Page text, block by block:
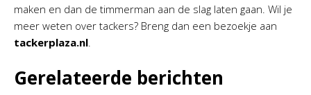
maken en dan de timmerman aan de slag laten gaan. Wil je
meer weten over tackers? Breng dan een bezoekje aan
tackerplaza.nl.
Gerelateerde berichten